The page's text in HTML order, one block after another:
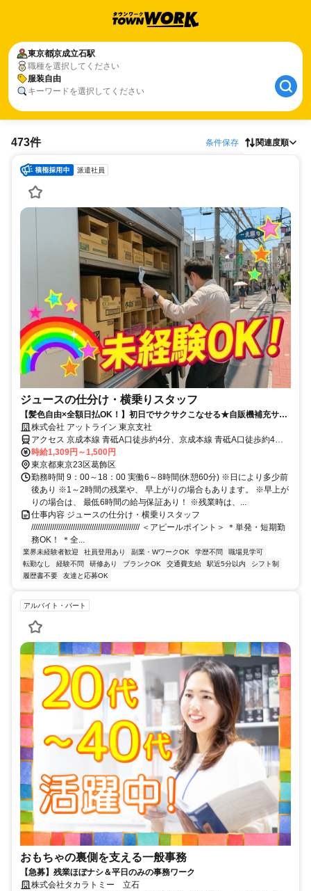
東京都京成立石駅
職種を選択してください
服装自由
キーワードを選択してください
473件 条件保存 関連度順
派遣社員
ジュースの仕分け・横乗りスタッフ
【髪色自由×全額日払OK！】初日でサクサクこなせる★自販機補充サポ
ート＜履歴書不要×WEB面談OK＞
株式会社 アットライン 東京支社
アクセス 京成本線 青砥A口徒歩約4分、京成本線 青砥A口徒歩約4
分、京成押上線 京成立石北口(東)徒歩約14分
時給1,309円～1,500円
東京都東京23区葛飾区
勤務時間 9：00～18：00 実働6～8時間(休憩60分) ※日により多少前
後あり ※1～2時間の残業や、 早上がりの場合もあります。 ※早上が
りの場合は、 最低6時間の給与保証あり！ ※残業時は、...
仕事内容 ジュースの仕分け・横乗りスタッフ
//////////////////////////////////////////////////// ＜アピールポイント＞ ＊単発・短期勤
務OK！ ＊全...
業界未経験者歓迎 社員登用あり 副業・WワークOK 学歴不問
職場見学可
転勤なし
経験不問 研修あり ブランクOK 交通費支給 駅近5分以内
シフト制
履歴書不要
友達と応募OK
アルバイト・パート
おもちゃの裏側を支える一般事務
【急募】残業ほぼナシ＆平日のみの事務ワーク
株式会社タカラトミー 立石